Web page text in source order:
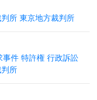
所 東京地方裁判所
件 特許権 行政訴訟
所